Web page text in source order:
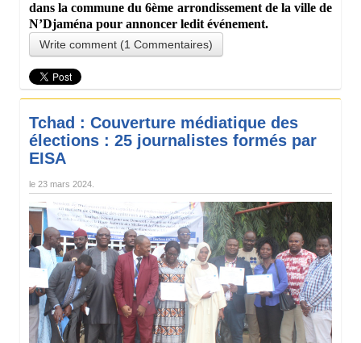
dans la commune du 6ème arrondissement de la ville de
N’Djaména pour annoncer ledit événement.
Write comment (1 Commentaires)
Tchad : Couverture médiatique des
élections : 25 journalistes formés par
EISA
le 23 mars 2024